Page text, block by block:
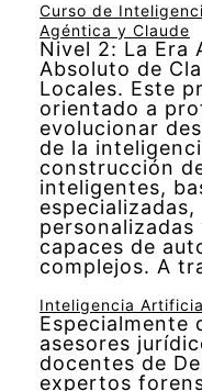
Curso de
Agéntica y Claude
Nivel 2: La Era
Absoluto de
Locales. Este
orientado a
evolucionar
de la
construcción
inteligentes,
capaces de
complejos. A
Inteligencia
Especialmente
asesores
docentes de
expertos